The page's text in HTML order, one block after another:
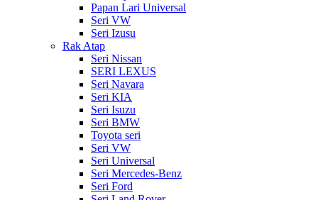
Papan Lari Universal
Seri VW
Seri Izusu
Rak Atap
Seri Nissan
SERI LEXUS
Seri Navara
Seri KIA
Seri Isuzu
Seri BMW
Toyota seri
Seri VW
Seri Universal
Seri Mercedes-Benz
Seri Ford